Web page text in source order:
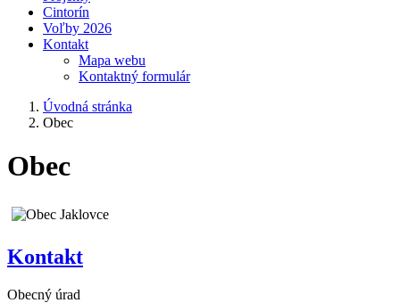
Cintorín
Voľby 2026
Kontakt
Mapa webu
Kontaktný formulár
Úvodná stránka
Obec
Obec
Kontakt
Obecný úrad